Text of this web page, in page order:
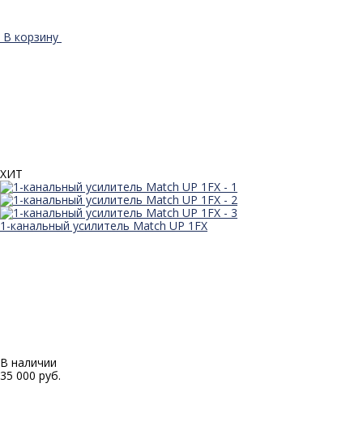
В корзину
ХИТ
1-канальный усилитель Match UP 1FX
В наличии
35 000 руб.